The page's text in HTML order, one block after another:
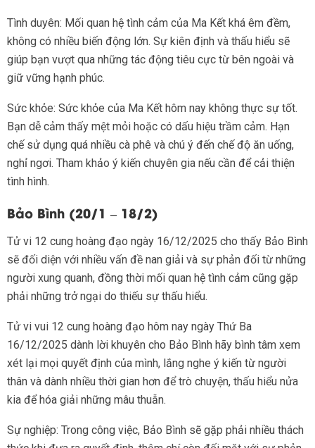
Tình duyên: Mối quan hệ tình cảm của Ma Kết khá êm đềm,
không có nhiều biến động lớn. Sự kiên định và thấu hiểu sẽ
giúp bạn vượt qua những tác động tiêu cực từ bên ngoài và
giữ vững hạnh phúc.
Sức khỏe: Sức khỏe của Ma Kết hôm nay không thực sự tốt.
Bạn dễ cảm thấy mệt mỏi hoặc có dấu hiệu trầm cảm. Hạn
chế sử dụng quá nhiều cà phê và chú ý đến chế độ ăn uống,
nghỉ ngơi. Tham khảo ý kiến chuyên gia nếu cần để cải thiện
tình hình.
Bảo Bình (20/1 – 18/2)
Tử vi 12 cung hoàng đạo ngày 16/12/2025 cho thấy Bảo Bình
sẽ đối diện với nhiều vấn đề nan giải và sự phản đối từ những
người xung quanh, đồng thời mối quan hệ tình cảm cũng gặp
phải những trở ngại do thiếu sự thấu hiểu.
Tử vi vui 12 cung hoàng đạo hôm nay ngày Thứ Ba
16/12/2025 dành lời khuyên cho Bảo Bình hãy bình tâm xem
xét lại mọi quyết định của mình, lắng nghe ý kiến từ người
thân và dành nhiều thời gian hơn để trò chuyện, thấu hiểu nửa
kia để hóa giải những mâu thuẫn.
Sự nghiệp: Trong công việc, Bảo Bình sẽ gặp phải nhiều thách